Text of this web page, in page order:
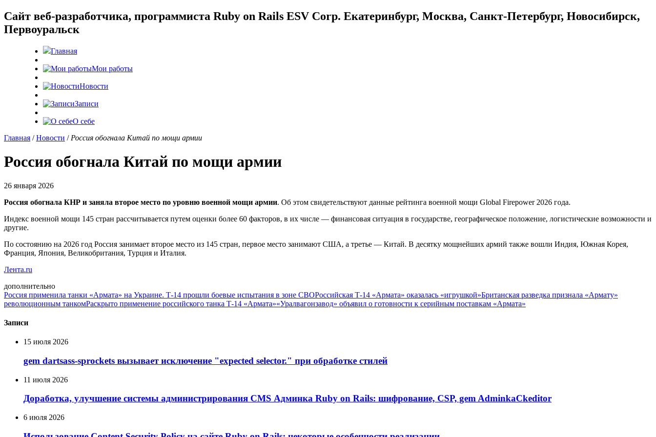
Cайт веб-разработчика, программиста Ruby on Rails ESV Corp. Екатеринбург, Москва, Санкт-Петербург, Новосибирск,
Первоуральск
Главная
Мои работы
Новости
Записи
О себе
Главная /Новости / Россия обогнала Китай по мощи армии
Россия обогнала Китай по мощи армии
26 января 2026
Россия обогнала КНР и заняла второе место по уровню военной мощи армии. Об этом свидетельствуют данные рейтинга военной мощи Global Firepower 2026 года.
Индекс военной мощи 145 стран рассчитывается путем оценки более 60 факторов, в их числе — финансовая ситуация в государстве, географическое положение, логистические возможности и
другие.
По состоянию на 2026 год Россия занимает второе место из 145 стран, первое место занимают США, а третье — Китай. В десятку мощнейших армий также вошли Индия, Южная Корея,
Франция, Япония, Великобритания, Турция и Италия.
Лента.ru
дополнительно
Россия применила танки «Армата» на Украине. Т-14 прошли боевые испытания в зоне СВОРоссийская Т-14 «Армата» оказалась «игрушкой»Британская разведка признала «Армату»
революционным танкомРаскрыто применение российского танка Т-14 «Армата»«Уралвагонзавод» объявил о готовности к серийным поставкам «Армата»
Записи
15 июля 2026
gem dartsass-sprockets вызывает исключение "expected selector." при обработке стилей
11 июля 2026
Доработка, улучшение системы администрирования CMS Админка Ruby on Rails: шифрование, CSP, gem AdminkaCkeditor
6 июля 2026